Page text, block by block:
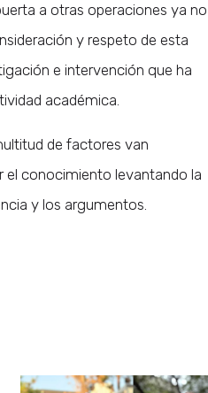
a otras operaciones ya no
y respeto de esta
e intervención que ha
académica.
de factores van
el conocimiento levantando la
y los argumentos.